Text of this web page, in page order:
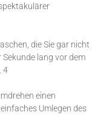
die Sie gar nicht
Sekunde lang vor dem
4
einen
Umlegen des